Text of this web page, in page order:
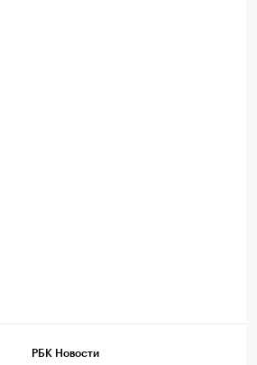
РБК Новости